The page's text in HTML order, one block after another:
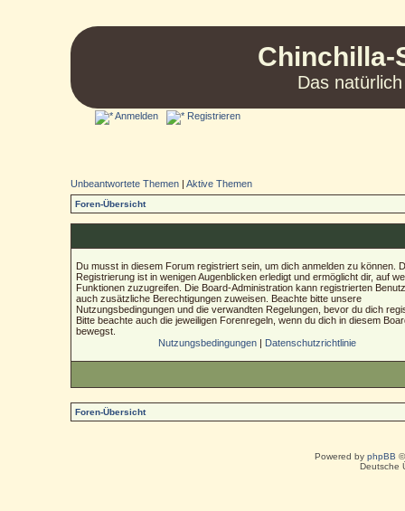
Chinchilla-
Das
Anmelden Registrieren
Unbeantwortete Themen |Aktive Themen
Foren-Übersicht
Du musst in diesem Forum registriert sein, um dich anmelden zu können.
Registrierung ist in wenigen Augenblicken erledigt und ermöglicht dir, auf
Funktionen zuzugreifen. Die Board-Administration kann registrierten
auch zusätzliche Berechtigungen zuweisen. Beachte bitte unsere
Nutzungsbedingungen und die verwandten Regelungen, bevor du dich
Bitte beachte auch die jeweiligen Forenregeln, wenn du dich in diesem
bewegst.
Nutzungsbedingungen| Datenschutzrichtlinie
Foren-Übersicht
Powered by phpBB
Deutsche